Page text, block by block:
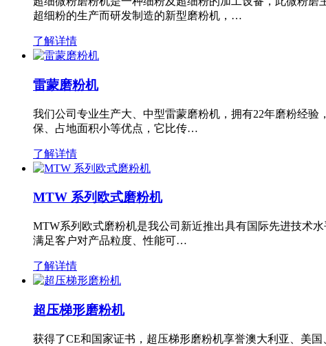
超细粉的生产而研发制造的新型磨粉机，…
了解详情
雷蒙磨粉机
我们公司专业生产大、中型雷蒙磨粉机，拥有22年磨粉经
保、占地面积小等优点，它比传…
了解详情
MTW 系列欧式磨粉机
MTW系列欧式磨粉机是我公司新近推出具有国际先进技术
满足客户对产品粒度、性能可…
了解详情
超压梯形磨粉机
获得了CE和国家证书，超压梯形磨粉机享誉澳大利亚、美